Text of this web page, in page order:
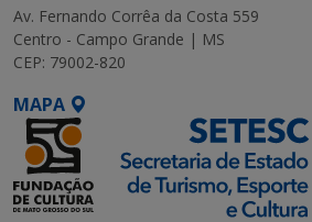
Av. Fernando Corrêa da Costa 559
Centro - Campo Grande | MS
CEP: 79002-820
MAPA